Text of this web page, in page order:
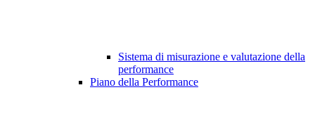
Sistema di misurazione e valutazione della
performance
Piano della Performance